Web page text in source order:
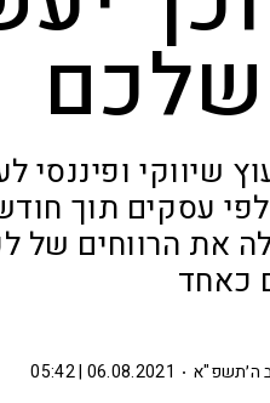
שיווקי ופיננסי
עסקים תוך
את הרווחים של
כאחד
ה׳תשפ"א 06.08.2021 | 05:42